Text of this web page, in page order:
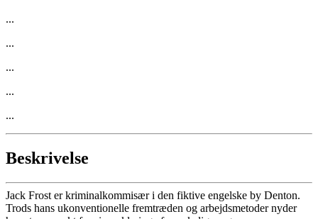
...
...
...
...
...
Beskrivelse
Jack Frost er kriminalkommisær i den fiktive engelske by Denton.
Trods hans ukonventionelle fremtræden og arbejdsmetoder nyder